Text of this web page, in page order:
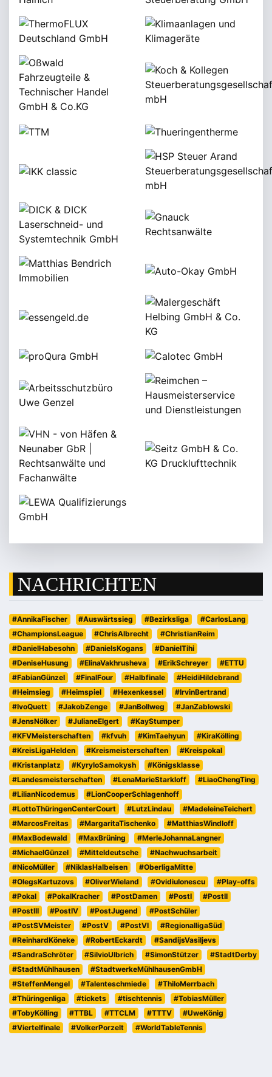
NACHRICHTEN
#AnnikaFischer #Auswärtssieg #Bezirksliga
#CarlosLang
#ChampionsLeague
#ChrisAlbrecht
#ChristianReim
#DanielHabesohn
#DanielsKogans
#DanielTihi
#DeniseHusung
#ElinaVakhrusheva #ErikSchreyer
#ETTU
#FabianGünzel
#FinalFour #Halbfinale
#HeidiHildebrand
#Heimsieg
#Heimspiel #Hexenkessel
#IrvinBertrand
#IvoQuett
#JakobZenge #JanBollweg
#JanZablowski
#JensNölker
#JulianeElgert
#KayStumper
#KFVMeisterschaften
#kfvuh #KimTaehyun
#KiraKölling
#KreisLigaHelden
#Kreismeisterschaften
#Kreispokal
#Kristanplatz
#KyryloSamokysh
#Königsklasse
#Landesmeisterschaften
#LenaMarieStarkloff
#LiaoChengTing
#LilianNicodemus
#LionCooperSchlagenhoff
#LottoThüringenCenterCourt
#LutzLindau
#MadeleineTeichert
#MarcosFreitas
#MargaritaTischenko
#MatthiasWindloff
#MaxBodewald
#MaxBrüning
#MerleJohannaLangner
#MichaelGünzel
#Mitteldeutsche
#Nachwuchsarbeit
#NicoMüller
#NiklasHalbeisen
#OberligaMitte
#OlegsKartuzovs
#OliverWieland #OvidiuIonescu
#Play-offs
#Pokal
#PokalKracher #PostDamen #PostI
#PostII
#PostIII
#PostIV #PostJugend
#PostSchüler
#PostSVMeister
#PostV #PostVI
#RegionalligaSüd
#ReinhardKöneke
#RobertEckardt
#SandijsVasiljevs
#SandraSchröter
#SilvioUlbrich #SimonStützer
#StadtDerby
#StadtMühlhausen
#StadtwerkeMühlhausenGmbH
#SteffenMengel
#Talenteschmiede
#ThiloMerrbach
#Thüringenliga
#tickets #tischtennis
#TobiasMüller
#TobyKölling
#TTBL #TTCLM #TTTV
#UweKönig
#Viertelfinale
#VolkerPorzelt #WorldTableTennis